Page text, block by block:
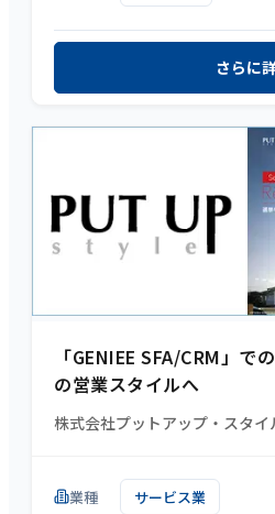
さらに
「GENIEE SFA/CRM」で
の営業スタイルへ
株式会社プットアップ・スタイ
業種 サービス業